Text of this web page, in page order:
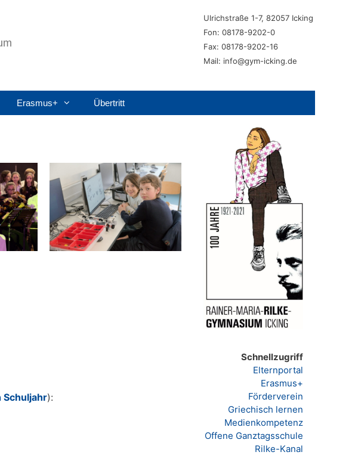
Ulrichstraße 1-7, 82057 Icking
Fon: 08178-9202-0
Fax: 08178-9202-16
Mail: info@gym-icking.de
Erasmus+ Übertritt
Schuljahr):
Schnellzugriff
Elternportal
Erasmus+
Förderverein
Griechisch lernen
Medienkompetenz
Offene Ganztagsschule
Rilke-Kanal